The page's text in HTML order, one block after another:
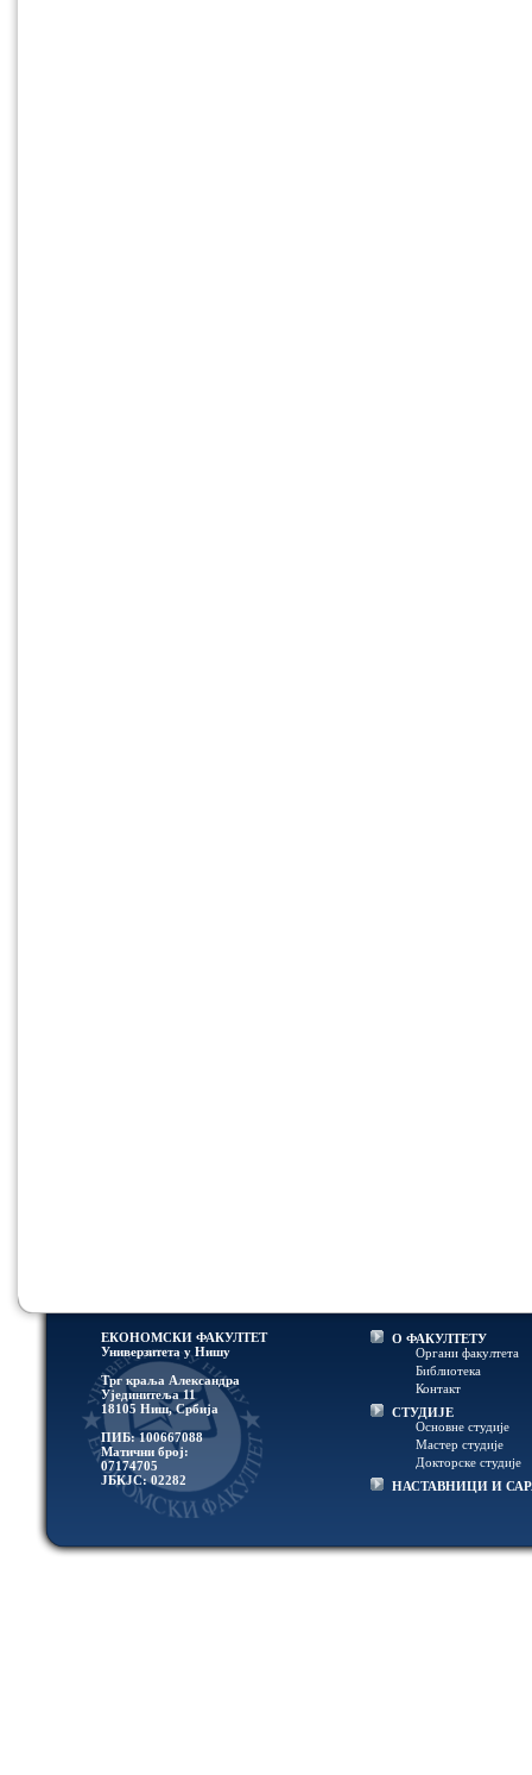
ЕКОНОМСКИ ФАКУЛТЕТ
Универзитетa у Нишу
Трг краља Александра
Ујединитеља 11
18105 Ниш, Србија
ПИБ: 100667088
Матични број:
07174705
ЈБКЈС: 02282
О ФАКУЛТЕТУ
Органи факултета
Библиотека
Контакт
СТУДИЈЕ
Основне студије
Мастер студије
Докторске студије
НАСТАВНИЦИ И